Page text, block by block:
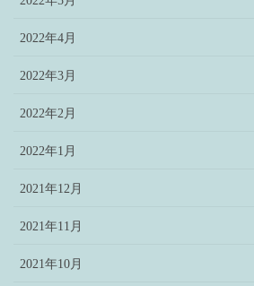
2022年4月
2022年3月
2022年2月
2022年1月
2021年12月
2021年11月
2021年10月